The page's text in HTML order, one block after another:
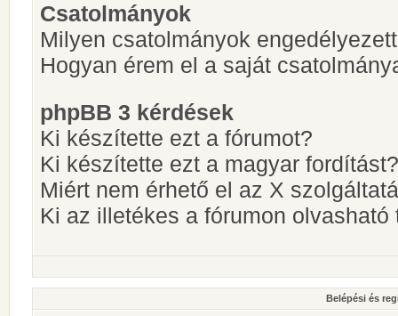
Csatolmányok
Milyen csatolmányok
Hogyan érem el a saját
phpBB 3 kérdések
Ki készítette ezt a fórumot?
Ki készítette ezt a magyar fordítást?
Miért nem érhető el az X
Ki az illetékes a fórumon
Belépési és